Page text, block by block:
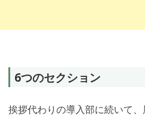
6つのセクション
挨拶代わりの導入部に続いて